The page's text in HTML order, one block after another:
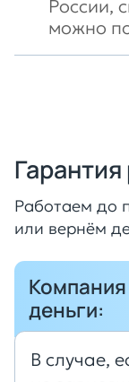
России,
можно
Гарантия
Работаем до
или вернём
деньги:
В случае,